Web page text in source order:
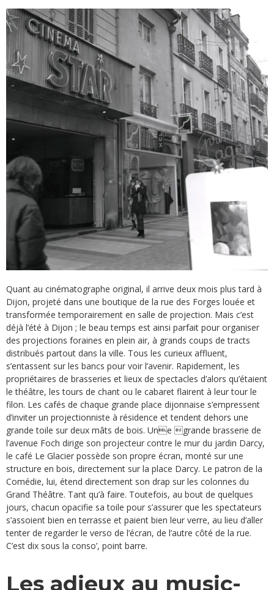
Quant au cinématographe original, il arrive deux mois plus tard à
Dijon, projeté dans une boutique de la rue des Forges louée et
transformée temporairement en salle de projection. Mais c’est
déjà l’été à Dijon ; le beau temps est ainsi parfait pour organiser
des projections foraines en plein air, à grands coups de tracts
distribués partout dans la ville. Tous les curieux affluent,
s’entassent sur les bancs pour voir l’avenir. Rapidement, les
propriétaires de brasseries et lieux de spectacles d’alors qu’étaient
le théâtre, les tours de chant ou le cabaret flairent à leur tour le
filon. Les cafés de chaque grande place dijonnaise s’empressent
d’inviter un projectionniste à résidence et tendent dehors une
grande toile sur deux mâts de bois. Une grande brasserie de
l’avenue Foch dirige son projecteur contre le mur du jardin Darcy,
le café Le Glacier possède son propre écran, monté sur une
structure en bois, directement sur la place Darcy. Le patron de la
Comédie, lui, étend directement son drap sur les colonnes du
Grand Théâtre. Tant qu’à faire. Toutefois, au bout de quelques
jours, chacun opacifie sa toile pour s’assurer que les spectateurs
s’assoient bien en terrasse et paient bien leur verre, au lieu d’aller
tenter de regarder le verso de l’écran, de l’autre côté de la rue.
C’est dix sous la conso’, point barre.
Les adieux au music-